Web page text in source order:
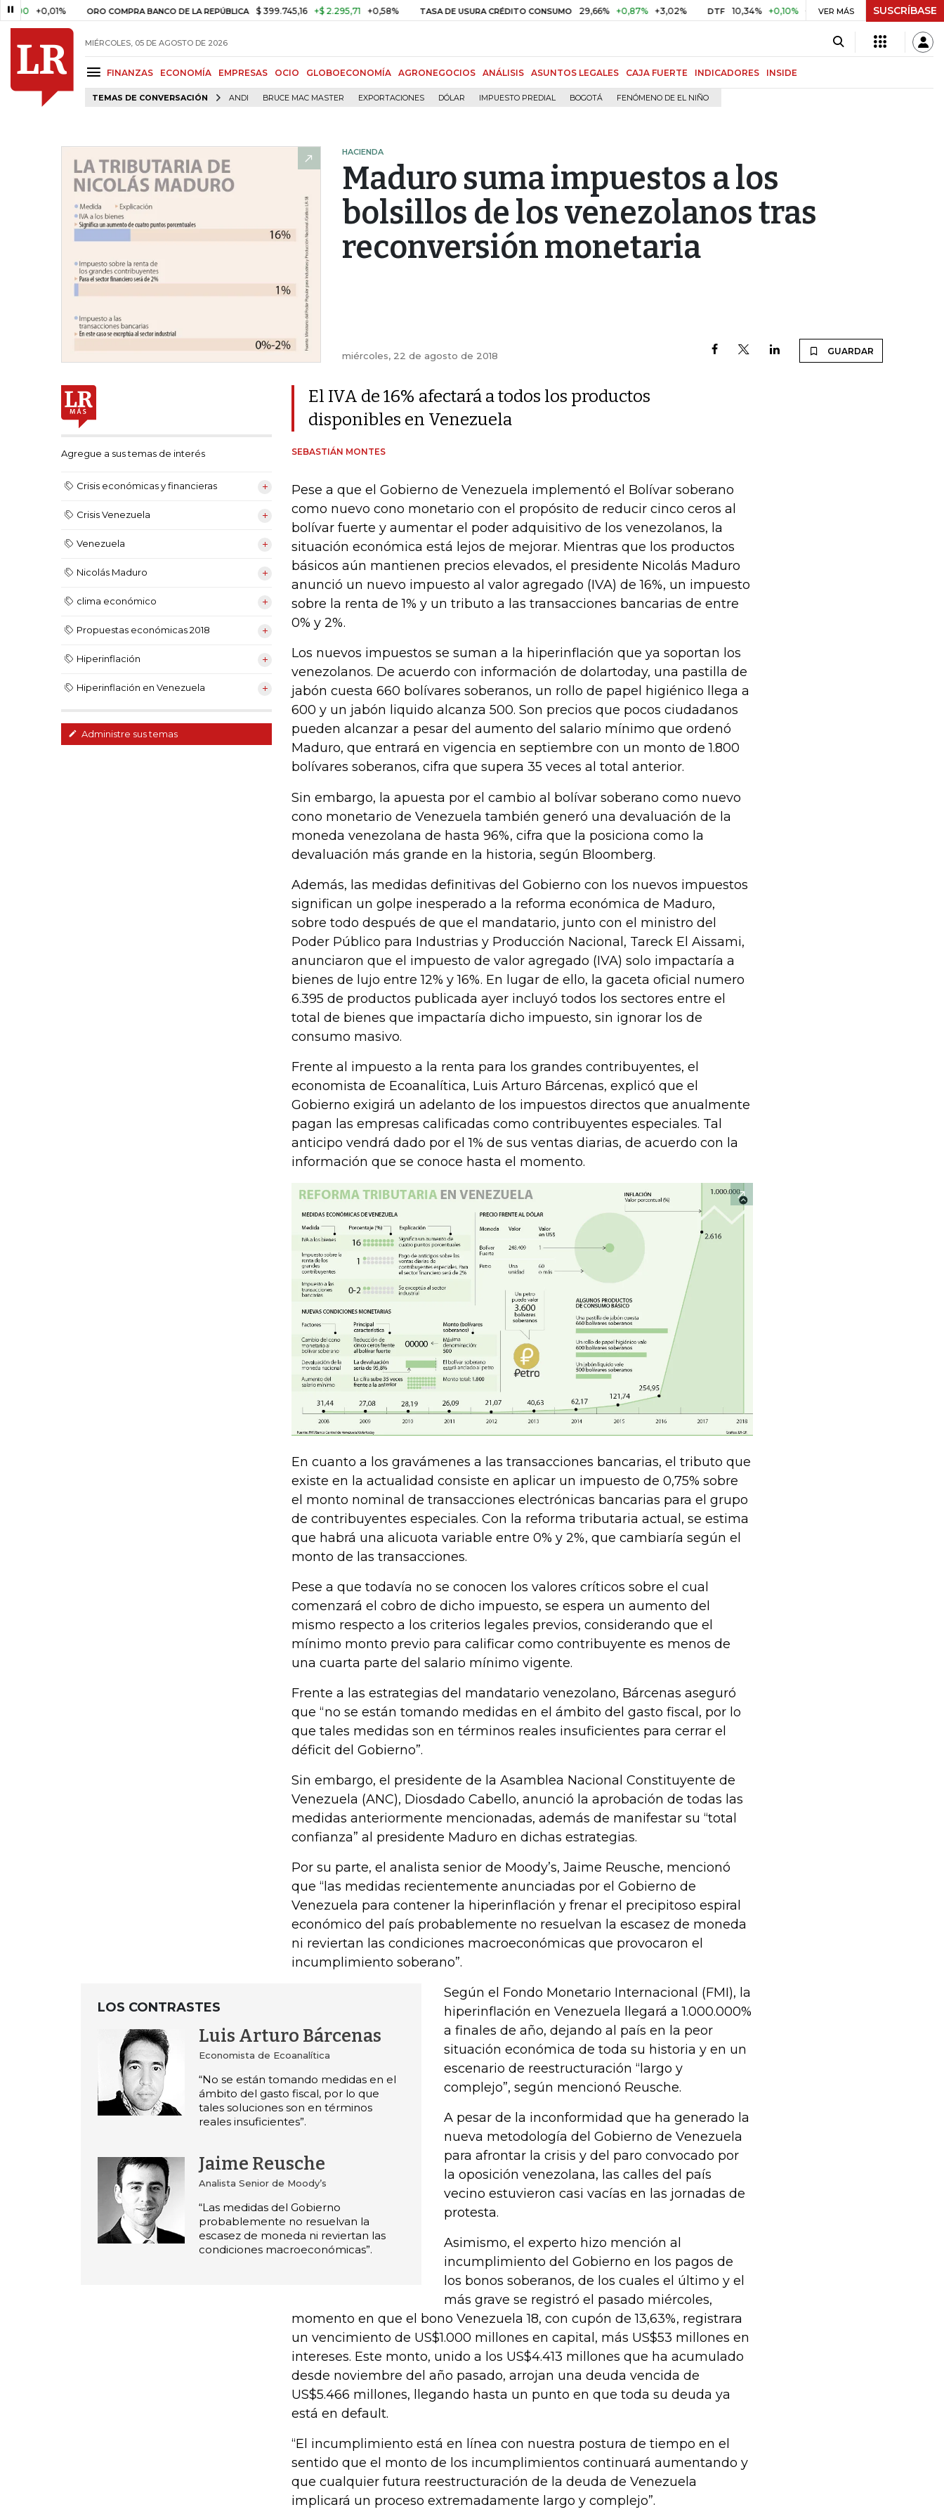
+0,01% ORO COMPRA BANCO DE LA REPÚBLICA $ 399.745,16 +$ 2.295,71 +0,58% TASA DE USURA CRÉDITO CONSUMO 29,66% +0,87% +3,02% DTF 10,34% +0,10% +0,98% UVR $ 416,81 +$ 0,05
VER MÁS SUSCRÍBASE
MIÉRCOLES, 05 DE AGOSTO DE 2026
FINANZAS ECONOMÍA EMPRESAS OCIO GLOBOECONOMÍA AGRONEGOCIOS ANÁLISIS ASUNTOS LEGALES CAJA FUERTE INDICADORES INSIDE
TEMAS DE CONVERSACIÓN ANDI BRUCE MAC MASTER EXPORTACIONES DÓLAR IMPUESTO PREDIAL BOGOTÁ FENÓMENO DE EL NIÑO
HACIENDA
Maduro suma impuestos a los
bolsillos de los venezolanos tras
reconversión monetaria
miércoles, 22 de agosto de 2018 GUARDAR
Agregue a sus temas de interés
Crisis económicas y financieras
Crisis Venezuela
Venezuela
Nicolás Maduro
clima económico
Propuestas económicas 2018
Hiperinflación
Hiperinflación en Venezuela
Administre sus temas
El IVA de 16% afectará a todos los productos
disponibles en Venezuela
SEBASTIÁN MONTES
Pese a que el Gobierno de Venezuela implementó el Bolívar soberano
como nuevo cono monetario con el propósito de reducir cinco ceros al
bolívar fuerte y aumentar el poder adquisitivo de los venezolanos, la
situación económica está lejos de mejorar. Mientras que los productos
básicos aún mantienen precios elevados, el presidente Nicolás Maduro
anunció un nuevo impuesto al valor agregado (IVA) de 16%, un impuesto
sobre la renta de 1% y un tributo a las transacciones bancarias de entre
0% y 2%.
Los nuevos impuestos se suman a la hiperinflación que ya soportan los
venezolanos. De acuerdo con información de dolartoday, una pastilla de
jabón cuesta 660 bolívares soberanos, un rollo de papel higiénico llega a
600 y un jabón liquido alcanza 500. Son precios que pocos ciudadanos
pueden alcanzar a pesar del aumento del salario mínimo que ordenó
Maduro, que entrará en vigencia en septiembre con un monto de 1.800
bolívares soberanos, cifra que supera 35 veces al total anterior.
Sin embargo, la apuesta por el cambio al bolívar soberano como nuevo
cono monetario de Venezuela también generó una devaluación de la
moneda venezolana de hasta 96%, cifra que la posiciona como la
devaluación más grande en la historia, según Bloomberg.
Además, las medidas definitivas del Gobierno con los nuevos impuestos
significan un golpe inesperado a la reforma económica de Maduro,
sobre todo después de que el mandatario, junto con el ministro del
Poder Público para Industrias y Producción Nacional, Tareck El Aissami,
anunciaron que el impuesto de valor agregado (IVA) solo impactaría a
bienes de lujo entre 12% y 16%. En lugar de ello, la gaceta oficial numero
6.395 de productos publicada ayer incluyó todos los sectores entre el
total de bienes que impactaría dicho impuesto, sin ignorar los de
consumo masivo.
Frente al impuesto a la renta para los grandes contribuyentes, el
economista de Ecoanalítica, Luis Arturo Bárcenas, explicó que el
Gobierno exigirá un adelanto de los impuestos directos que anualmente
pagan las empresas calificadas como contribuyentes especiales. Tal
anticipo vendrá dado por el 1% de sus ventas diarias, de acuerdo con la
información que se conoce hasta el momento.
En cuanto a los gravámenes a las transacciones bancarias, el tributo que
existe en la actualidad consiste en aplicar un impuesto de 0,75% sobre
el monto nominal de transacciones electrónicas bancarias para el grupo
de contribuyentes especiales. Con la reforma tributaria actual, se estima
que habrá una alicuota variable entre 0% y 2%, que cambiaría según el
monto de las transacciones.
Pese a que todavía no se conocen los valores críticos sobre el cual
comenzará el cobro de dicho impuesto, se espera un aumento del
mismo respecto a los criterios legales previos, considerando que el
mínimo monto previo para calificar como contribuyente es menos de
una cuarta parte del salario mínimo vigente.
Frente a las estrategias del mandatario venezolano, Bárcenas aseguró
que “no se están tomando medidas en el ámbito del gasto fiscal, por lo
que tales medidas son en términos reales insuficientes para cerrar el
déficit del Gobierno”.
Sin embargo, el presidente de la Asamblea Nacional Constituyente de
Venezuela (ANC), Diosdado Cabello, anunció la aprobación de todas las
medidas anteriormente mencionadas, además de manifestar su “total
confianza” al presidente Maduro en dichas estrategias.
Por su parte, el analista senior de Moody’s, Jaime Reusche, mencionó
que “las medidas recientemente anunciadas por el Gobierno de
Venezuela para contener la hiperinflación y frenar el precipitoso espiral
económico del país probablemente no resuelvan la escasez de moneda
ni reviertan las condiciones macroeconómicas que provocaron el
incumplimiento soberano”.
LOS CONTRASTES
Luis Arturo Bárcenas
Economista de Ecoanalítica
“No se están tomando medidas en el
ámbito del gasto fiscal, por lo que
tales soluciones son en términos
reales insuficientes”.
Jaime Reusche
Analista Senior de Moody’s
“Las medidas del Gobierno
probablemente no resuelvan la
escasez de moneda ni reviertan las
condiciones macroeconómicas”.
Según el Fondo Monetario Internacional (FMI), la
hiperinflación en Venezuela llegará a 1.000.000%
a finales de año, dejando al país en la peor
situación económica de toda su historia y en un
escenario de reestructuración “largo y
complejo”, según mencionó Reusche.
A pesar de la inconformidad que ha generado la
nueva metodología del Gobierno de Venezuela
para afrontar la crisis y del paro convocado por
la oposición venezolana, las calles del país
vecino estuvieron casi vacías en las jornadas de
protesta.
Asimismo, el experto hizo mención al
incumplimiento del Gobierno en los pagos de
los bonos soberanos, de los cuales el último y el
más grave se registró el pasado miércoles,
momento en que el bono Venezuela 18, con cupón de 13,63%, registrara
un vencimiento de US$1.000 millones en capital, más US$53 millones en
intereses. Este monto, unido a los US$4.413 millones que ha acumulado
desde noviembre del año pasado, arrojan una deuda vencida de
US$5.466 millones, llegando hasta un punto en que toda su deuda ya
está en default.
“El incumplimiento está en línea con nuestra postura de tiempo en el
sentido que el monto de los incumplimientos continuará aumentando y
que cualquier futura reestructuración de la deuda de Venezuela
implicará un proceso extremadamente largo y complejo”.